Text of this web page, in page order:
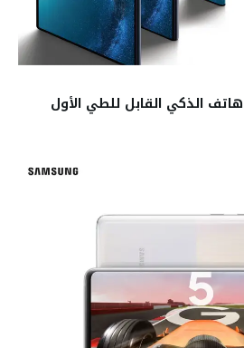
الذكي القابل للطي الأول